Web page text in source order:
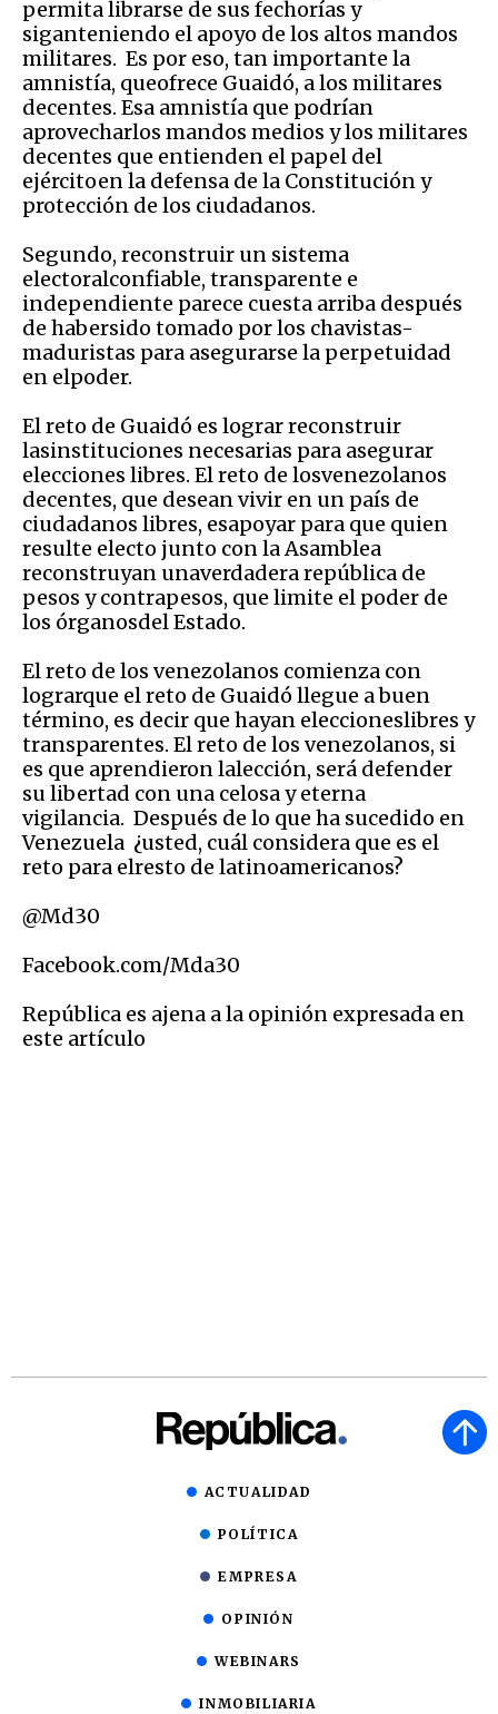
permita librarse de sus fechorías y
siganteniendo el apoyo de los altos mandos
militares. Es por eso, tan importante la
amnistía, queofrece Guaidó, a los militares
decentes. Esa amnistía que podrían
aprovecharlos mandos medios y los militares
decentes que entienden el papel del
ejércitoen la defensa de la Constitución y
protección de los ciudadanos.
Segundo, reconstruir un sistema
electoralconfiable, transparente e
independiente parece cuesta arriba después
de habersido tomado por los chavistas-
maduristas para asegurarse la perpetuidad
en elpoder.
El reto de Guaidó es lograr reconstruir
lasinstituciones necesarias para asegurar
elecciones libres. El reto de losvenezolanos
decentes, que desean vivir en un país de
ciudadanos libres, esapoyar para que quien
resulte electo junto con la Asamblea
reconstruyan unaverdadera república de
pesos y contrapesos, que limite el poder de
los órganosdel Estado.
El reto de los venezolanos comienza con
lograrque el reto de Guaidó llegue a buen
término, es decir que hayan eleccioneslibres y
transparentes. El reto de los venezolanos, si
es que aprendieron lalección, será defender
su libertad con una celosa y eterna
vigilancia. Después de lo que ha sucedido en
Venezuela ¿usted, cuál considera que es el
reto para elresto de latinoamericanos?
@Md30
Facebook.com/Mda30
República es ajena a la opinión expresada en
este artículo
ACTUALIDAD
POLÍTICA
EMPRESA
OPINIÓN
WEBINARS
INMOBILIARIA